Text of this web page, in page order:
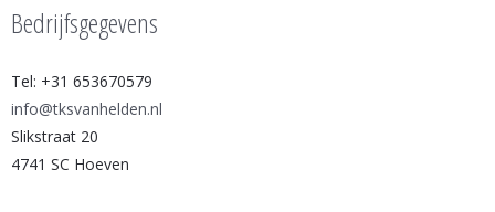
Bedrijfsgegevens
Tel: +31 653670579
info@tksvanhelden.nl
Slikstraat 20
4741 SC Hoeven